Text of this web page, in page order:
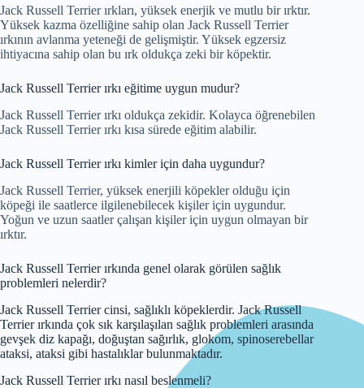
Jack Russell Terrier ırkları, yüksek enerjik ve mutlu bir ırktır.
Yüksek kazma özelliğine sahip olan Jack Russell Terrier
ırkının avlanma yeteneği de gelişmiştir. Yüksek egzersiz
ihtiyacına sahip olan bu ırk oldukça zeki bir köpektir.
Jack Russell Terrier ırkı eğitime uygun mudur?
Jack Russell Terrier ırkı oldukça zekidir. Kolayca öğrenebilen
Jack Russell Terrier ırkı kısa sürede eğitim alabilir.
Jack Russell Terrier ırkı kimler için daha uygundur?
Jack Russell Terrier, yüksek enerjili köpekler olduğu için
köpeği ile saatlerce ilgilenebilecek kişiler için uygundur.
Yoğun ve uzun saatler çalışan kişiler için uygun olmayan bir
ırktır.
Jack Russell Terrier ırkında genel olarak görülen sağlık
problemleri nelerdir?
Jack Russell Terrier cinsi, sağlıklı köpeklerdir. Jack Russell
Terrier ırkında çok sık karşılaşılan sağlık problemleri arasında
gevşek diz kapağı, doğuştan sağırlık, glokom, spinoserebellar
ataksi, ataksi gibi hastalıklar bulunmaktadır.
Jack Russell Terrier ırkı nasıl beslenmeli?